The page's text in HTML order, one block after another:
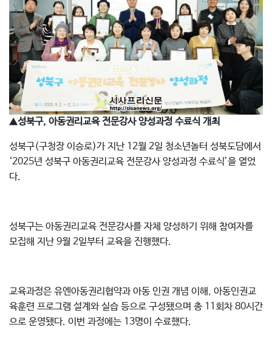
▲성북구, 아동권리교육 전문강사 양성과정 수료식 개최
성북구(구청장 이승로)가 지난 12월 2일 청소년놀터 성북도담에서
‘2025년 성북구 아동권리교육 전문강사 양성과정 수료식’을 열었
다.
성북구는 아동권리교육 전문강사를 자체 양성하기 위해 참여자를
모집해 지난 9월 2일부터 교육을 진행했다.
교육과정은 유엔아동권리협약과 아동 인권 개념 이해, 아동인권교
육훈련 프로그램 설계와 실습 등으로 구성됐으며 총 11회차 80시간
으로 운영됐다. 이번 과정에는 13명이 수료했다.